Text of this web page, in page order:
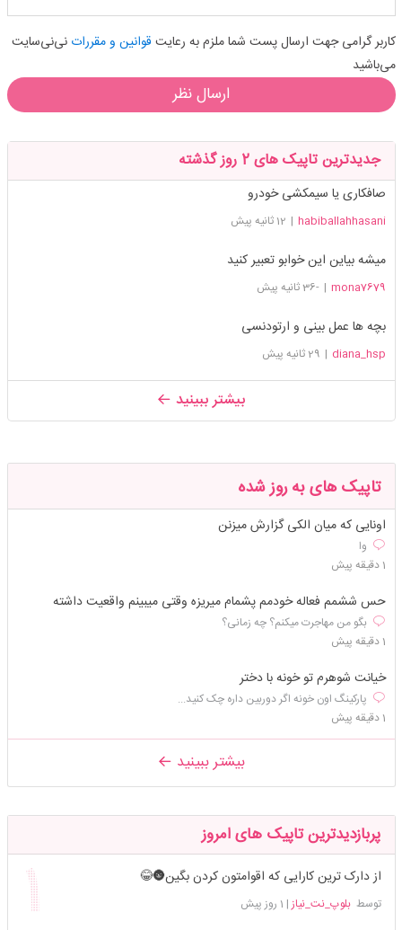
کاربر گرامی جهت ارسال پست شما ملزم به رعایت قوانین و مقرراتنی‌نی‌سایت
می‌باشید
ارسال نظر
جدیدترین تاپیک های 2 روز گذشته
صافکاری یا سیمکشی خودرو
habiballahhasani
| 12 ثانیه پیش
میشه بیاین این خوابو تعبیر کنید
mona7679
| -36 ثانیه پیش
بچه ها عمل بینی و ارتودنسی
diana_hsp
| 29 ثانیه پیش
بیشتر ببینید
تاپیک های به روز شده
اونایی که میان الکی گزارش میزنن
وا
1 دقیقه پیش
حس ششمم فعاله خودمم پشمام میریزه وقتی میبینم واقعیت داشته
بگو من مهاجرت میکنم؟ چه زمانی؟
1 دقیقه پیش
خیانت شوهرم تو خونه با دختر
پارکینگ اون خونه اگر دوربین داره چک کنید...
1 دقیقه پیش
بیشتر ببینید
پربازدیدترین تاپیک های امروز
از دارک ترین کارایی که اقوامتون کردن بگین🌚😂
توسطبلوپ_نت_نیاز | 1 روز پیش